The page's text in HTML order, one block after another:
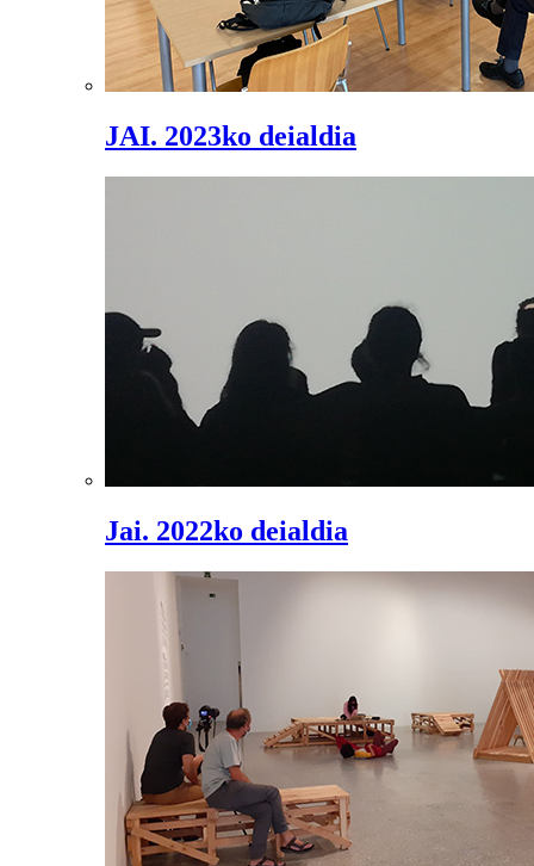
JAI. 2023ko deialdia
Jai. 2022ko deialdia